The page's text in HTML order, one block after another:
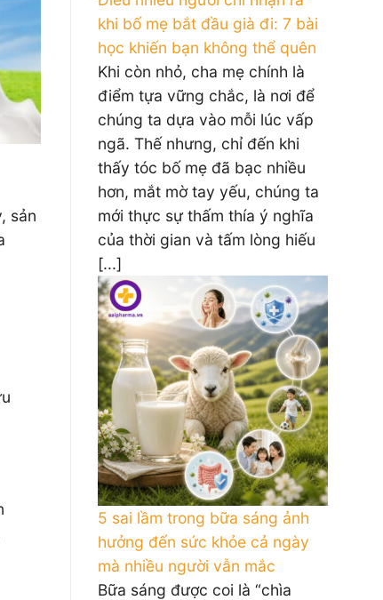
sản
khi bố mẹ bắt đầu già đi: 7 bài
học khiến bạn không thể quên
Khi còn nhỏ, cha mẹ chính là
điểm tựa vững chắc, là nơi để
chúng ta dựa vào mỗi lúc vấp
ngã. Thế nhưng, chỉ đến khi
thấy tóc bố mẹ đã bạc nhiều
hơn, mắt mờ tay yếu, chúng ta
mới thực sự thấm thía ý nghĩa
của thời gian và tấm lòng hiếu
[...]
5 sai lầm trong bữa sáng ảnh
hưởng đến sức khỏe cả ngày
mà nhiều người vẫn mắc
Bữa sáng được coi là “chìa